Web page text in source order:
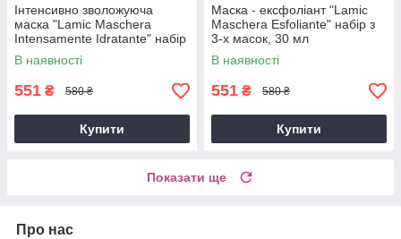
Інтенсивно зволожуюча
маска "Lamic Maschera
Intensamente Idratante" набір
з 3-х масок, 30 мл
В наявності
551 ₴ 580 ₴
Купити
Маска - ексфоліант "Lamic
Maschera Esfoliante" набір з
3-х масок, 30 мл
В наявності
551 ₴ 580 ₴
Купити
Показати ще
Про нас